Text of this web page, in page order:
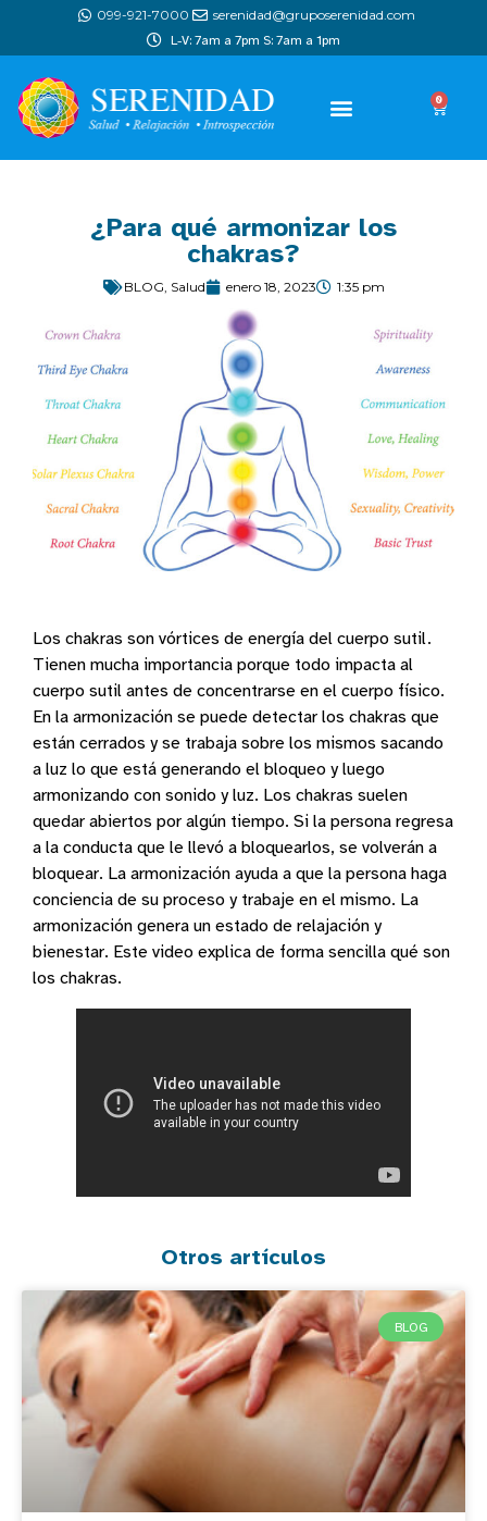
099-921-7000 serenidad@gruposerenidad.com
L-V: 7am a 7pm S: 7am a 1pm
0
¿Para qué armonizar los
chakras?
BLOG Salud enero 18, 2023 1:35 pm
Los chakras son vórtices de energía del cuerpo sutil.
Tienen mucha importancia porque todo impacta al
cuerpo sutil antes de concentrarse en el cuerpo físico.
En la armonización se puede detectar los chakras que
están cerrados y se trabaja sobre los mismos sacando
a luz lo que está generando el bloqueo y luego
armonizando con sonido y luz. Los chakras suelen
quedar abiertos por algún tiempo. Si la persona regresa
a la conducta que le llevó a bloquearlos, se volverán a
bloquear. La armonización ayuda a que la persona haga
conciencia de su proceso y trabaje en el mismo. La
armonización genera un estado de relajación y
bienestar. Este video explica de forma sencilla qué son
los chakras.
Otros artículos
BLOG